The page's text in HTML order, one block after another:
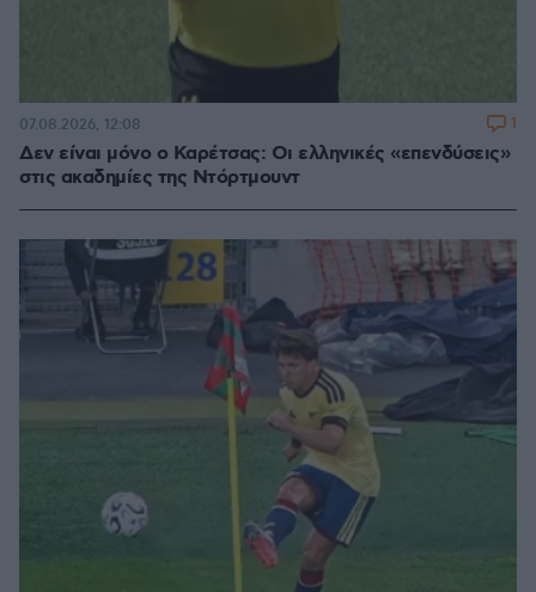
Δεν είναι μόνο ο Καρέτσας: Οι ελληνικές «επενδύσεις»
στις ακαδημίες της Ντόρτμουντ
07.08.2026, 12:08 1